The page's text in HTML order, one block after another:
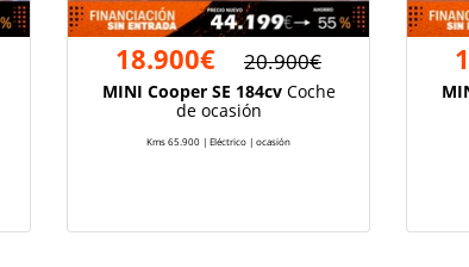
18.900€ 20.900€
MINI Cooper SE 184cvCoche
de ocasión
Kms 65.900 | Eléctrico | ocasión